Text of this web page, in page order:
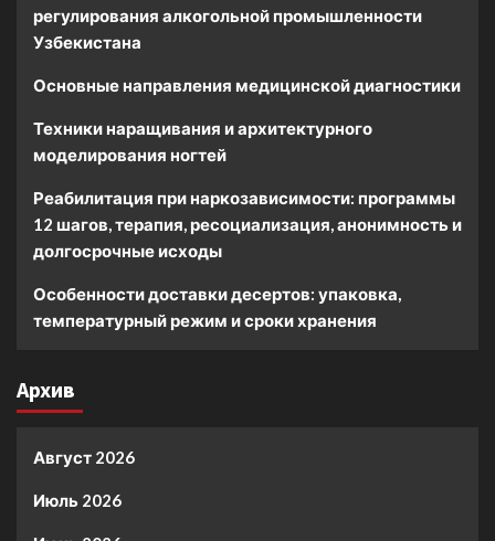
регулирования алкогольной промышленности
Узбекистана
Основные направления медицинской диагностики
Техники наращивания и архитектурного
моделирования ногтей
Реабилитация при наркозависимости: программы
12 шагов, терапия, ресоциализация, анонимность и
долгосрочные исходы
Особенности доставки десертов: упаковка,
температурный режим и сроки хранения
Архив
Август 2026
Июль 2026